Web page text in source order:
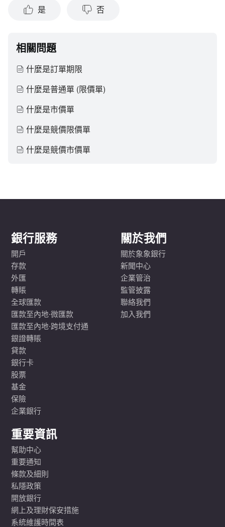
是 否
相關問題
什麼是訂單期限
什麼是普通單 (限價單)
什麼是市價單
什麼是競價限價單
什麼是競價市價單
銀行服務
開戶
存款
外匯
轉賬
全球匯款
匯款至內地·微匯款
匯款至內地·跨境支付通
銀證轉賬
貸款
銀行卡
股票
基金
保險
企業銀行
關於我們
關於象象銀行
新聞中心
企業管治
監管披露
聯絡我們
加入我們
重要資訊
幫助中心
重要通知
條款及細則
私隱政策
開放銀行
網上及理財保安措施
系統維護時間表